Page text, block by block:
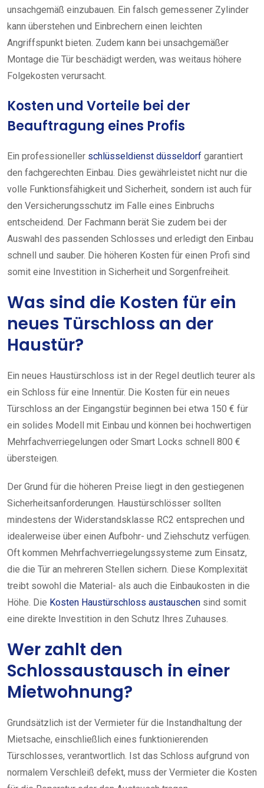
unsachgemäß einzubauen. Ein falsch gemessener Zylinder
kann überstehen und Einbrechern einen leichten
Angriffspunkt bieten. Zudem kann bei unsachgemäßer
Montage die Tür beschädigt werden, was weitaus höhere
Folgekosten verursacht.
Kosten und Vorteile bei der
Beauftragung eines Profis
Ein professioneller schlüsseldienst düsseldorf garantiert
den fachgerechten Einbau. Dies gewährleistet nicht nur die
volle Funktionsfähigkeit und Sicherheit, sondern ist auch für
den Versicherungsschutz im Falle eines Einbruchs
entscheidend. Der Fachmann berät Sie zudem bei der
Auswahl des passenden Schlosses und erledigt den Einbau
schnell und sauber. Die höheren Kosten für einen Profi sind
somit eine Investition in Sicherheit und Sorgenfreiheit.
Was sind die Kosten für ein
neues Türschloss an der
Haustür?
Ein neues Haustürschloss ist in der Regel deutlich teurer als
ein Schloss für eine Innentür. Die Kosten für ein neues
Türschloss an der Eingangstür beginnen bei etwa 150 € für
ein solides Modell mit Einbau und können bei hochwertigen
Mehrfachverriegelungen oder Smart Locks schnell 800 €
übersteigen.
Der Grund für die höheren Preise liegt in den gestiegenen
Sicherheitsanforderungen. Haustürschlösser sollten
mindestens der Widerstandsklasse RC2 entsprechen und
idealerweise über einen Aufbohr- und Ziehschutz verfügen.
Oft kommen Mehrfachverriegelungssysteme zum Einsatz,
die die Tür an mehreren Stellen sichern. Diese Komplexität
treibt sowohl die Material- als auch die Einbaukosten in die
Höhe. Die Kosten Haustürschloss austauschen sind somit
eine direkte Investition in den Schutz Ihres Zuhauses.
Wer zahlt den
Schlossaustausch in einer
Mietwohnung?
Grundsätzlich ist der Vermieter für die Instandhaltung der
Mietsache, einschließlich eines funktionierenden
Türschlosses, verantwortlich. Ist das Schloss aufgrund von
normalem Verschleiß defekt, muss der Vermieter die Kosten